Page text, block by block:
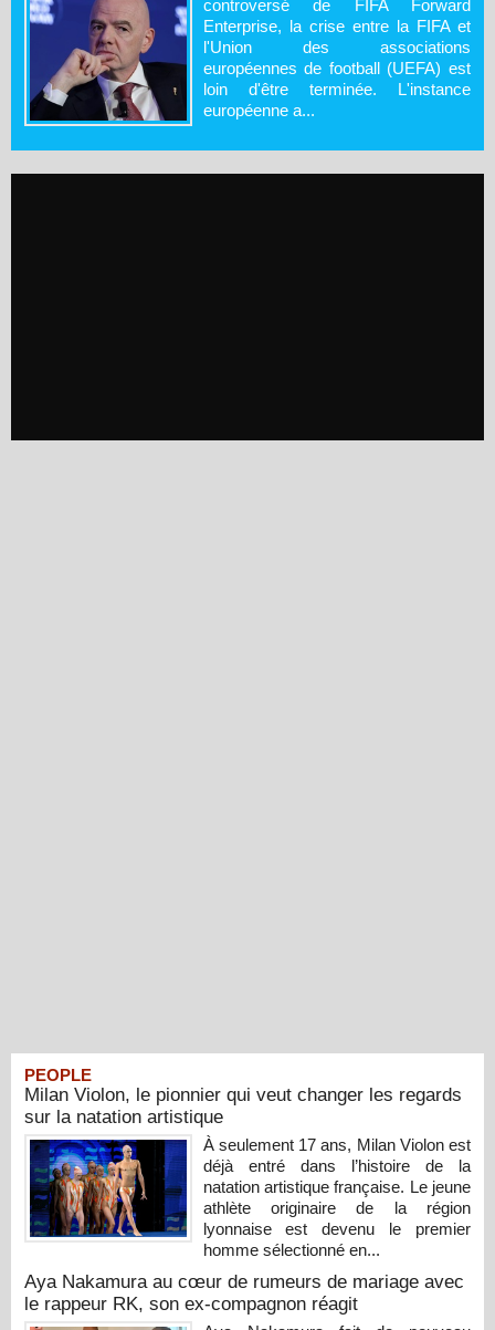
controversé de FIFA Forward
Enterprise, la crise entre la FIFA et
l'Union des associations
européennes de football (UEFA) est
loin d'être terminée. L'instance
européenne a...
PEOPLE
Milan Violon, le pionnier qui veut changer les regards
sur la natation artistique
À seulement 17 ans, Milan Violon est
déjà entré dans l’histoire de la
natation artistique française. Le jeune
athlète originaire de la région
lyonnaise est devenu le premier
homme sélectionné en...
Aya Nakamura au cœur de rumeurs de mariage avec
le rappeur RK, son ex-compagnon réagit